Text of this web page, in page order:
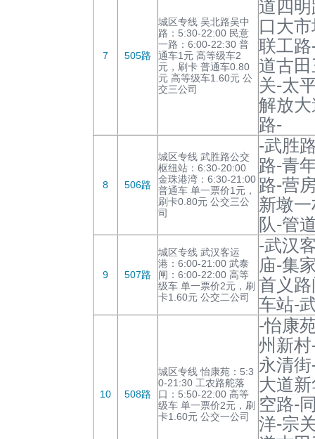
7 505路
城区专线 吴北路吴中
路：5:30-22:00 民意
一路：6:00-22:30 普
通车1元 高等级车2
元，刷卡 普通车0.80
元 高等级车1.60元 公
交三公司
道四
口大
联工
道古
关-太
解放
路-
8 506路
城区专线 武胜路公交
枢纽站：6:30-20:00
金珠港湾：6:30-21:00
普通车 单一票价1元，
刷卡0.80元 公交三公
司
-武胜
路-青
路-营
新墩
队-管
9 507路
城区专线 武汉客运
港：6:00-21:00 武泰
闸：6:00-22:00 高等
级车 单一票价2元，刷
卡1.60元 公交二公司
-武汉
庙-集
首义
车站-
10 508路
城区专线 怡康苑：5:3
0-21:30 工农路舵落
口：5:50-22:00 高等
级车 单一票价2元，刷
卡1.60元 公交一公司
-怡康
州新
永清
大道
空路-
洋-宗